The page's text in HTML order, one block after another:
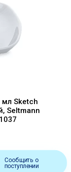
Sketch
Seltmann
Сообщить о
поступлении